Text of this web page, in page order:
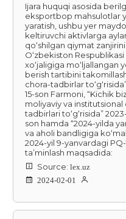
Ijara huquqi asosida
eksportbop mahsulotlar
yaratish, ushbu yer
keltiruvchi aktivlarga
qo‘shilgan qiymat
O‘zbekiston
xo‘jaligiga mo‘ljallangan
berish tartibini
chora-tadbirlar
15-son Farmoni, “Kichik
moliyaviy va
tadbirlari to‘g‘risida”
son hamda “2024-yilda
va aholi bandligiga
2024-yil 9-yanvardagi
ta’minlash maqsadida:
Source: lex.uz
2024-02-01